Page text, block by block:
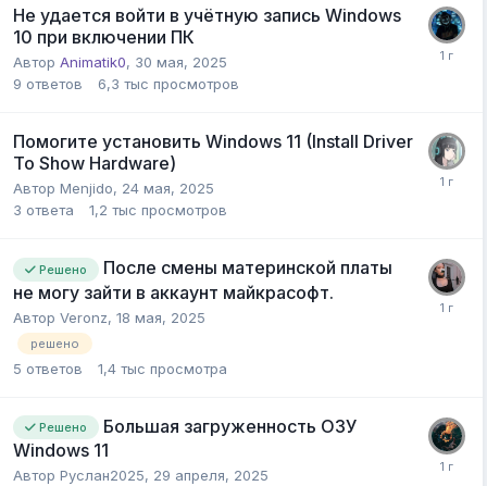
Не удается войти в учётную запись Windows
10 при включении ПК
Автор Animatik0, 30 мая, 2025
9 ответов 6,3 тыс просмотров
Помогите установить Windows 11 (Install Driver
To Show Hardware)
Автор Menjido, 24 мая, 2025
3 ответа 1,2 тыс просмотров
Решено
После смены материнской платы
не могу зайти в аккаунт майкрасофт.
Автор Veronz, 18 мая, 2025
решено
5 ответов 1,4 тыс просмотра
Решено
Большая загруженность ОЗУ
Windows 11
Автор Руслан2025, 29 апреля, 2025